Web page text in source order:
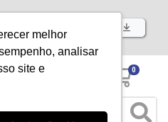
melhor
analisar
site e
Baixe já nosso APP
0